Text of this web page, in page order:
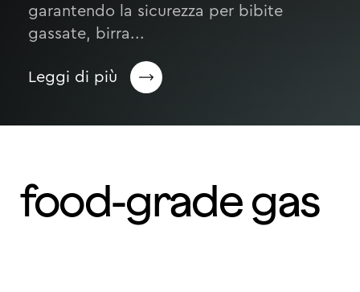
garantendo la sicurezza per bibite
gassate, birra...
Leggi di più
food-grade gas